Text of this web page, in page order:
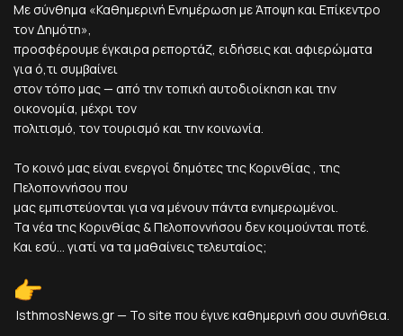
Με σύνθημα «Καθημερινή Ενημέρωση με Άποψη και Επίκεντρο
τον Δημότη»,
προσφέρουμε έγκαιρα ρεπορτάζ, ειδήσεις και αφιερώματα
για ό,τι συμβαίνει
στον τόπο μας — από την τοπική αυτοδιοίκηση και την
οικονομία, μέχρι τον
πολιτισμό, τον τουρισμό και την κοινωνία.
Το κοινό μας είναι ενεργοί δημότες της Κορινθίας , της
Πελοποννήσου που
μας εμπιστεύονται για να μένουν πάντα ενημερωμένοι.
Τα νέα της Κορινθίας & Πελοποννήσου δεν κοιμούνται ποτέ.
Και εσύ... γιατί να τα μαθαίνεις τελευταίος;
IsthmosNews.gr — Το site που έγινε καθημερινή σου συνήθεια.